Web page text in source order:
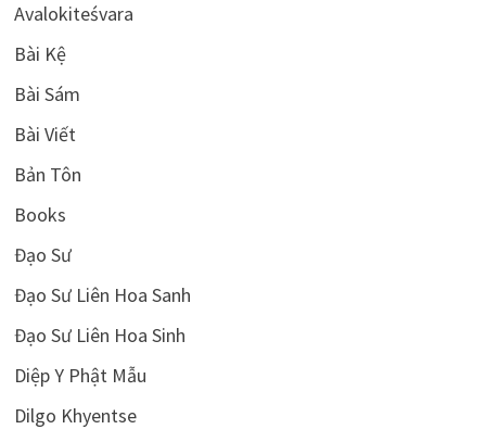
Avalokiteśvara
Bài Kệ
Bài Sám
Bài Viết
Bản Tôn
Books
Đạo Sư
Đạo Sư Liên Hoa Sanh
Đạo Sư Liên Hoa Sinh
Diệp Y Phật Mẫu
Dilgo Khyentse